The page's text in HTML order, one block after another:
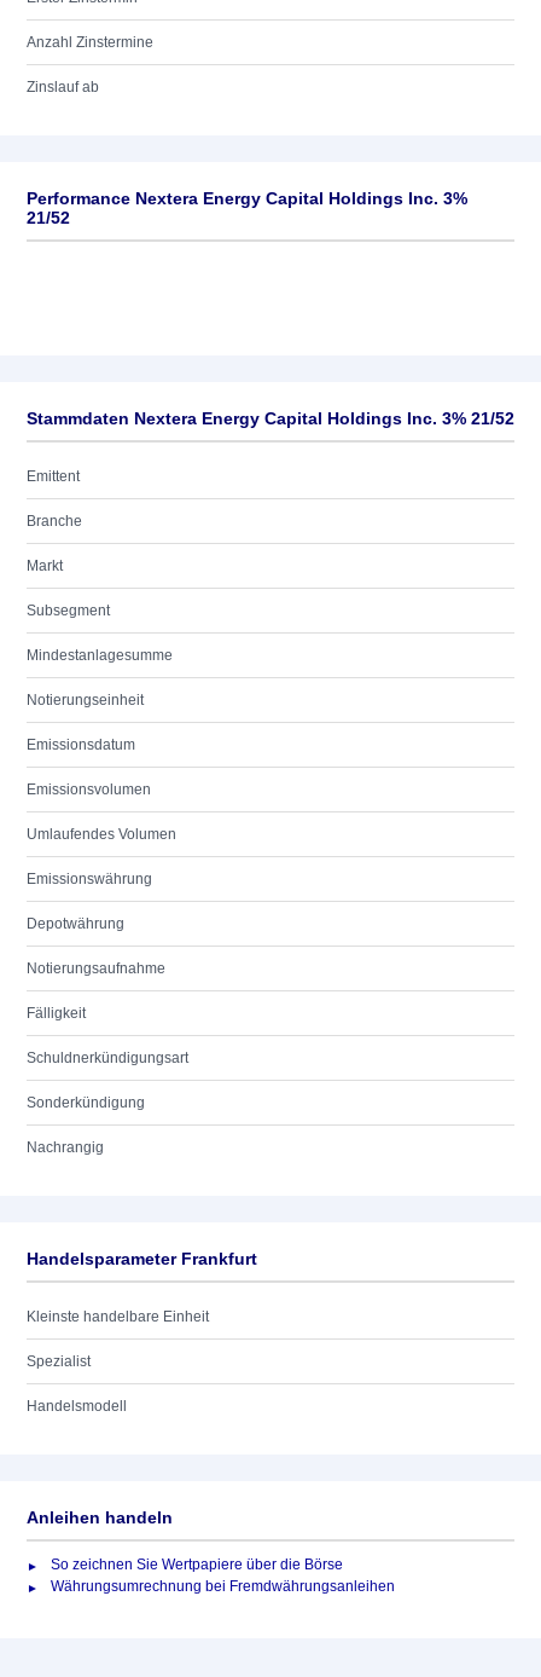
Anzahl Zinstermine
Zinslauf ab
Performance Nextera Energy Capital Holdings Inc. 3%
21/52
Stammdaten Nextera Energy Capital Holdings Inc. 3% 21/52
Emittent
Branche
Markt
Subsegment
Mindestanlagesumme
Notierungseinheit
Emissionsdatum
Emissionsvolumen
Umlaufendes Volumen
Emissionswährung
Depotwährung
Notierungsaufnahme
Fälligkeit
Schuldnerkündigungsart
Sonderkündigung
Nachrangig
Handelsparameter Frankfurt
Kleinste handelbare Einheit
Spezialist
Handelsmodell
Anleihen handeln
So zeichnen Sie Wertpapiere über die Börse
Währungsumrechnung bei Fremdwährungsanleihen